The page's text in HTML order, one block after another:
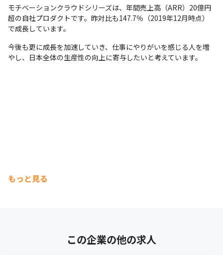
支給PC
Mac
モチベーションクラウドシリーズは、年間売上高（ARR）20億円
超の自社プロダクトです。昨対比も147.7％（2019年12月時点）
で成長しています。
今後も更に成長を加速していき、仕事にやりがいを感じる人を増
やし、日本全体の生産性の向上に寄与したいと考えています。
もっと見る
この企業の他の求人